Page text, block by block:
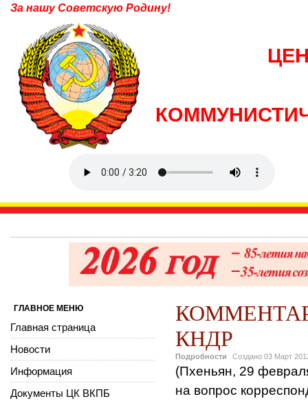
За нашу Советскую Родину!
КНДР
Подробности Создано 03 Март
(Пхеньян, 29
на вопрос
ГЛАВНОЕ МЕНЮ
Главная страница
Новости
Информация
Документы ЦК ВКПБ